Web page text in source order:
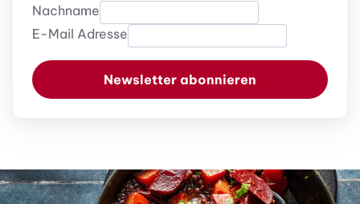
Nachname
E-Mail Adresse
Newsletter abonnieren